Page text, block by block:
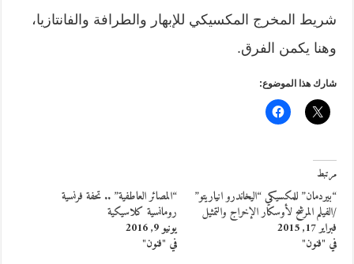
شريط المخرج المكسيكي للإبهار والطرافة والفانتازيا،
وهنا يكمن الفرق.
شارك هذا الموضوع:
مرتبط
“بيردمان” للمكسيكي “اليخاندرو انياريتو”
/الفيلم المرشح لأوسكار الإخراج والتمثيل
فبراير 17, 2015
في "فنون"
“المصائر العاطفية” .. تحفة فرنسية
رومانسية كلاسيكية
يونيو 9, 2016
في "فنون"